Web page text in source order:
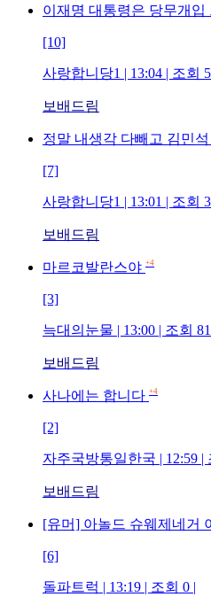
이재명 대통령은 당무개입
[10]
사랑합니당1 | 13:04 | 조회
보배드림
정말 내생각 다빼고 김민
[7]
사랑합니당1 | 13:01 | 조회
보배드림
마르코발란스야 +4
[3]
늑대의눈물 | 13:00 | 조회
보배드림
사나에는 합니다 +4
[2]
자주국방통일한국 | 12:59 |
보배드림
[유머] 아놀드 슈웨제네거
[6]
돌파트럭 | 13:19 | 조회 0 |